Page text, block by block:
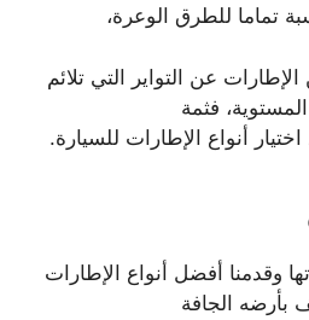
تماما للطرق الوعرة،
عن التواير التي تلائم
فثمة
أنواع الإطارات للسيارة.
وقدمنا أفضل أنواع الإطارات
بأرضه الجافة